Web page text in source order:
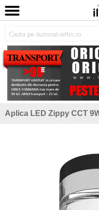
Aplica LED Zippy CCT